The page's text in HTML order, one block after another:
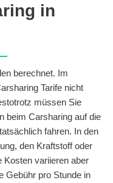
in
berechnet. Im
Tarife nicht
müssen Sie
beim Carsharing auf die
fahren. In den
den Kraftstoff oder
Kosten variieren aber
Gebühr pro Stunde in